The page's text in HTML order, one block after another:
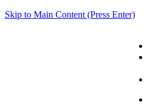
Skip to Main Content (Press Enter)